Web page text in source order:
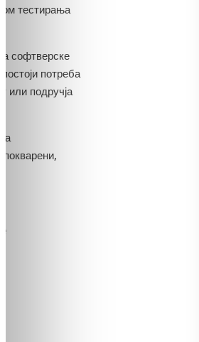
тестирања
софтверске
потреба
или подручја